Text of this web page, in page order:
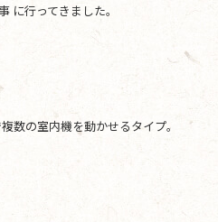
に行ってきました。
数の室内機を動かせるタイプ。